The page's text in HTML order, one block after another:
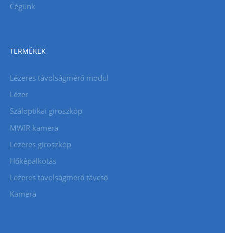
Cégünk
TERMÉKEK
Lézeres távolságmérő modul
Lézer
Száloptikai giroszkóp
MWIR kamera
Lézeres giroszkóp
Hőképalkotás
Lézeres távolságmérő távcső
Kamera